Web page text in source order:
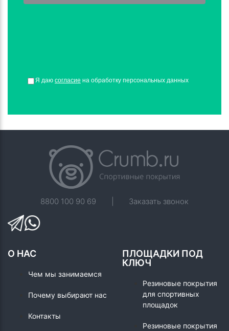
Я даю согласие на обработку персональных данных
8800 100 90 69 Заказать звонок
О НАС
Чем мы занимаемся
Почему выбирают нас
Контакты
ПЛОЩАДКИ ПОД
КЛЮЧ
Резиновые покрытия
для спортивных
площадок
Резиновые покрытия